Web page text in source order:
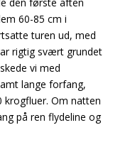
60-85 cm i
turen ud, med
rigtig svært grundet
vi med
lange forfang,
krogfluer. Om natten
på ren flydeline og